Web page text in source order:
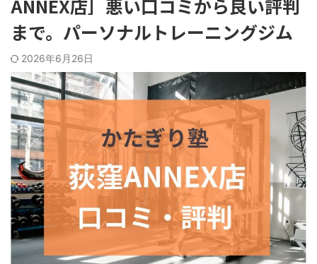
ANNEX店］悪い口コミから良い評判
まで。パーソナルトレーニングジム
2026年6月26日